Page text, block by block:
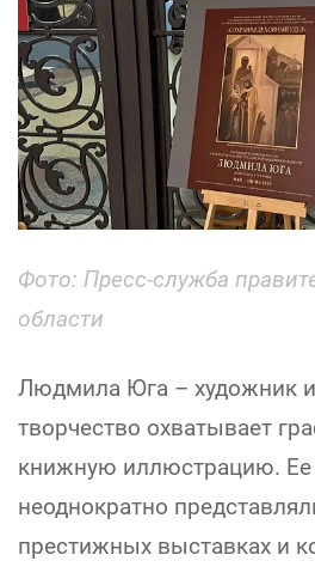
Фото: Пресс-служба
области
Людмила Юга – художник
творчество охватывает
книжную иллюстрацию. Ее
неоднократно
престижных выставках и